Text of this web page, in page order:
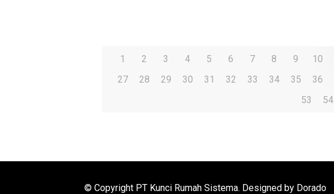
1 2 3 4 5 6 7 8 9 10
27
28 29 30 31 32 33 34 35 36
53
54
© Copyright PT Kunci Rumah Sistema. Designed by Dorado